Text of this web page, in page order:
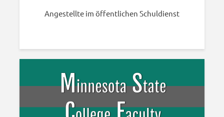
Angestellte im öffentlichen Schuldienst